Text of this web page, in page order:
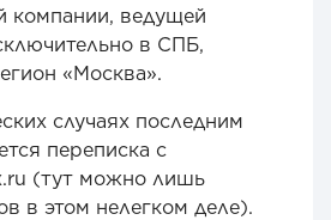
компании, ведущей
в СПБ,
«Москва».
случаях последним
переписка с
(тут можно лишь
в этом нелегком деле).